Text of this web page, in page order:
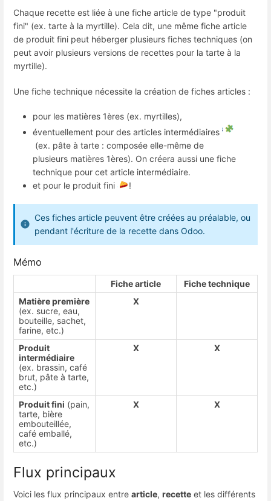
Chaque recette est liée à une fiche article de type "produit
fini" (ex. tarte à la myrtille). Cela dit, une même fiche article
de produit fini peut héberger plusieurs fiches techniques (on
peut avoir plusieurs versions de recettes pour la tarte à la
myrtille).
Une fiche technique nécessite la création de fiches articles :
pour les matières 1ères (ex. myrtilles),
éventuellement pour des articles intermédiaires
(ex. pâte à tarte : composée elle-même de
plusieurs matières 1ères). On créera aussi une fiche
technique pour cet article intermédiaire.
et pour le produit fini
!
Ces fiches article peuvent être créées au préalable, ou
pendant l'écriture de la recette dans Odoo.
Mémo
Fiche article
Fiche technique
Matière première
(ex. sucre, eau,
bouteille, sachet,
farine, etc.)
X
Produit
intermédiaire
(ex. brassin, café
brut, pâte à tarte,
etc.)
X X
Produit fini (pain,
tarte, bière
embouteillée,
café emballé,
etc.)
X X
Flux principaux
Voici les flux principaux entre article, recette et les différents